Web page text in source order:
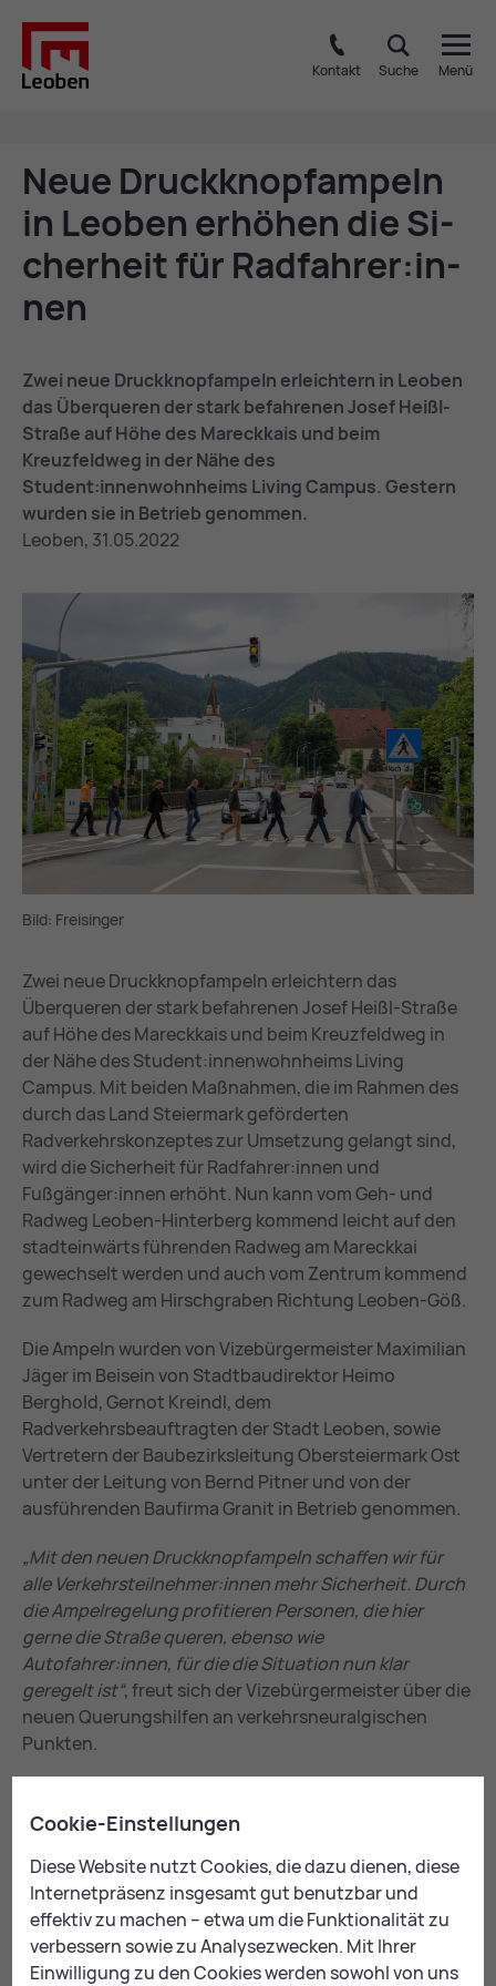
Kontakt Suche Menü
Neue Druck­knopf­am­peln
in Leo­ben er­hö­hen die Si­
cher­heit für Rad­fah­rer:in­
nen
Zwei neue Druckknopfampeln erleichtern in Leoben
das Überqueren der stark befahrenen Josef Heißl-
Straße auf Höhe des Mareckkais und beim
Kreuzfeldweg in der Nähe des
Student:innenwohnheims Living Campus. Gestern
wurden sie in Betrieb genommen.
Leoben, 31.05.2022
Bild: Freisinger
Zwei neue Druckknopfampeln erleichtern das
Überqueren der stark befahrenen Josef Heißl-Straße
auf Höhe des Mareckkais und beim Kreuzfeldweg in
der Nähe des Student:innenwohnheims Living
Campus. Mit beiden Maßnahmen, die im Rahmen des
durch das Land Steiermark geförderten
Radverkehrskonzeptes zur Umsetzung gelangt sind,
wird die Sicherheit für Radfahrer:innen und
Fußgänger:innen erhöht. Nun kann vom Geh- und
Radweg Leoben-Hinterberg kommend leicht auf den
stadteinwärts führenden Radweg am Mareckkai
gewechselt werden und auch vom Zentrum kommend
zum Radweg am Hirschgraben Richtung Leoben-Göß.
Die Ampeln wurden von Vizebürgermeister Maximilian
Jäger im Beisein von Stadtbaudirektor Heimo
Berghold, Gernot Kreindl, dem
Radverkehrsbeauftragten der Stadt Leoben, sowie
Vertretern der Baubezirksleitung Obersteiermark Ost
unter der Leitung von Bernd Pitner und von der
ausführenden Baufirma Granit in Betrieb genommen.
„Mit den neuen Druckknopfampeln schaffen wir für
alle Verkehrsteilnehmer:innen mehr Sicherheit. Durch
die Ampelregelung profitieren Personen, die hier
gerne die Straße queren, ebenso wie
Autofahrer:innen, für die die Situation nun klar
geregelt ist“, freut sich der Vizebürgermeister über die
neuen Querungshilfen an verkehrsneuralgischen
Punkten.
Cookie-Einstellungen
Diese Website nutzt Cookies, die dazu dienen, diese
Internetpräsenz insgesamt gut benutzbar und
effektiv zu machen – etwa um die Funktionalität zu
verbessern sowie zu Analysezwecken. Mit Ihrer
Einwilligung zu den Cookies werden sowohl von uns